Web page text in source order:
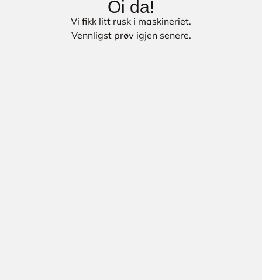
Oi da!
Vi fikk litt rusk i maskineriet.
Vennligst prøv igjen senere.